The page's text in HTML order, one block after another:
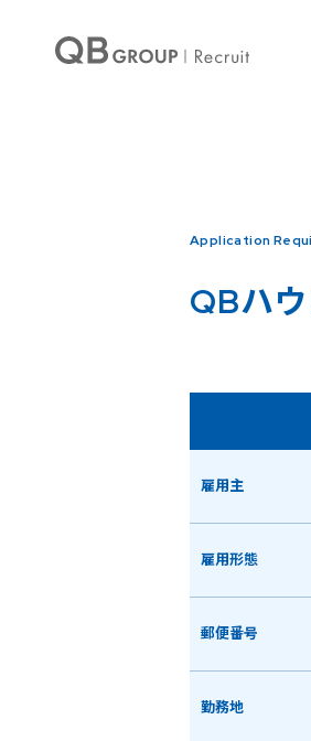
: Undefined array key 3 in/home/
Application
QBハ
雇用主
雇用形態
郵便番号
勤務地